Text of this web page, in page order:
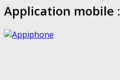
Application mobile :